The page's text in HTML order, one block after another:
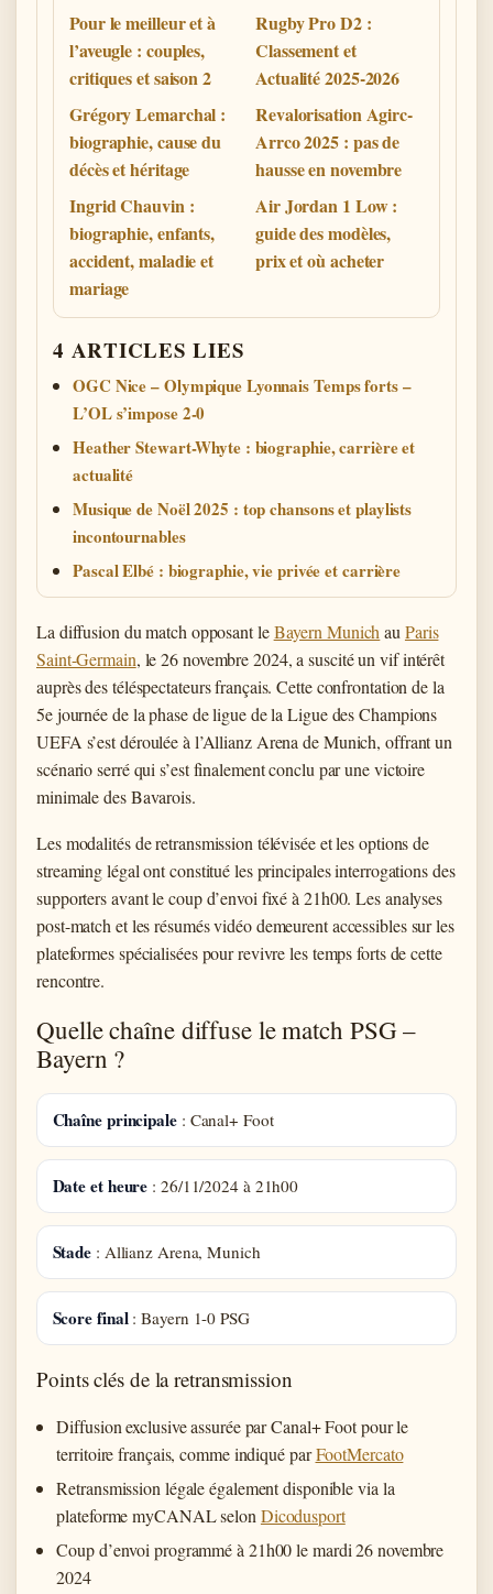
Pour le meilleur et à
l’aveugle : couples,
critiques et saison 2
Rugby Pro D2 :
Classement et
Actualité 2025-2026
Grégory Lemarchal :
biographie, cause du
décès et héritage
Revalorisation Agirc-
Arrco 2025 : pas de
hausse en novembre
Ingrid Chauvin :
biographie, enfants,
accident, maladie et
mariage
Air Jordan 1 Low :
guide des modèles,
prix et où acheter
4 ARTICLES LIES
OGC Nice – Olympique Lyonnais Temps forts –
L’OL s’impose 2-0
Heather Stewart-Whyte : biographie, carrière et
actualité
Musique de Noël 2025 : top chansons et playlists
incontournables
Pascal Elbé : biographie, vie privée et carrière
La diffusion du match opposant leBayern Munich au Paris
Saint-Germain, le 26 novembre 2024, a suscité un vif intérêt
auprès des téléspectateurs français. Cette confrontation de la
5e journée de la phase de ligue de la Ligue des Champions
UEFA s’est déroulée à l’Allianz Arena de Munich, offrant un
scénario serré qui s’est finalement conclu par une victoire
minimale des Bavarois.
Les modalités de retransmission télévisée et les options de
streaming légal ont constitué les principales interrogations des
supporters avant le coup d’envoi fixé à 21h00. Les analyses
post-match et les résumés vidéo demeurent accessibles sur les
plateformes spécialisées pour revivre les temps forts de cette
rencontre.
Quelle chaîne diffuse le match PSG –
Bayern ?
Chaîne principale: Canal+ Foot
Date et heure : 26/11/2024 à 21h00
Stade : Allianz Arena, Munich
Score final: Bayern 1-0 PSG
Points clés de la retransmission
Diffusion exclusive assurée par Canal+ Foot pour le
territoire français, comme indiqué parFootMercato
Retransmission légale également disponible via la
plateforme myCANAL selon Dicodusport
Coup d’envoi programmé à 21h00 le mardi 26 novembre
2024